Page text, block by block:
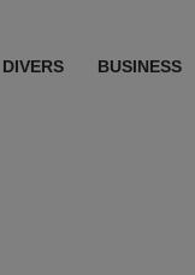
DIVERS BUSINESS